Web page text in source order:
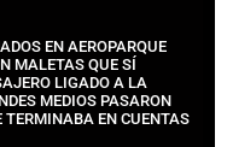
EN AEROPARQUE
MALETAS QUE SÍ
LIGADO A LA
MEDIOS PASARON
TERMINABA EN CUENTAS